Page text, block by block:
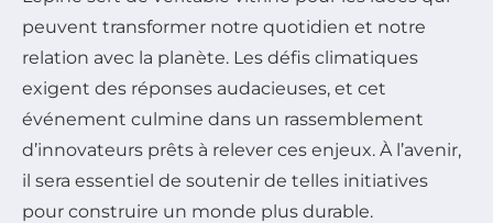
peuvent transformer notre quotidien et notre
relation avec la planète. Les défis climatiques
exigent des réponses audacieuses, et cet
événement culmine dans un rassemblement
d’innovateurs prêts à relever ces enjeux. À l’avenir,
il sera essentiel de soutenir de telles initiatives
pour construire un monde plus durable.